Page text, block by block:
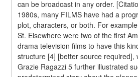
can be broadcast in any order.
1980s, many FILMS have had a
plot, characters, or both. For
St. Elsewhere were two of the first
drama television films to have this
structure [4] [better source required],
Grazie Ragazzi 5 further illustrated